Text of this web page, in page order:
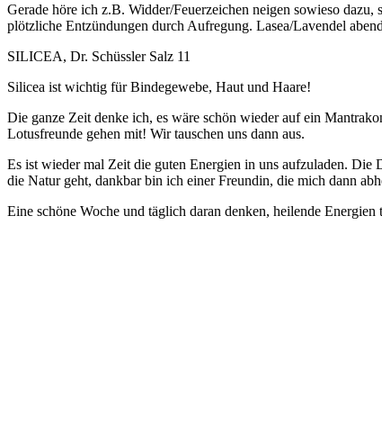
Gerade höre ich z.B. Widder/Feuerzeichen neigen sowieso
plötzliche Entzündungen durch Aufregung. Lasea/Lavendel
SILICEA, Dr. Schüssler Salz 11
Silicea ist wichtig für Bindegewebe, Haut und Haare!
Die ganze Zeit denke ich, es wäre schön wieder auf ein
Lotusfreunde gehen mit! Wir tauschen uns dann aus.
Es ist wieder mal Zeit die guten Energien in uns aufzuladen.
die Natur geht, dankbar bin ich einer Freundin, die mich dann
Eine schöne Woche und täglich daran denken, heilende